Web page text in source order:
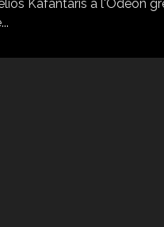
Kafantaris à l'Odéon